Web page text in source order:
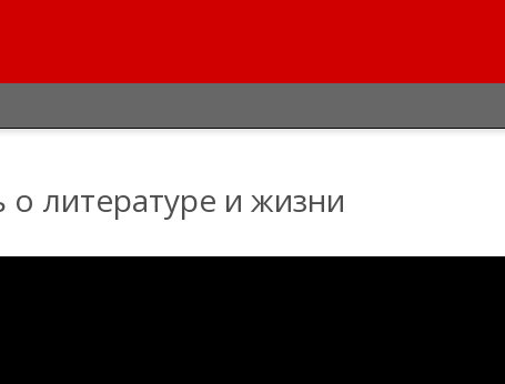
литературе и жизни